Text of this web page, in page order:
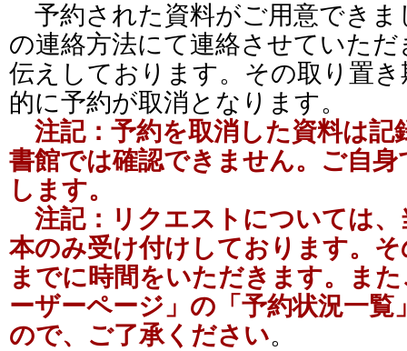
予約された資料がご用意できま
の連絡方法にて連絡させていた
伝えしております。その取り置
的に予約が取消となります。
注記：予約を取消した資料は
書館では確認できません。ご自
します。
注記：リクエストについては
本のみ受け付けしております。
までに時間をいただきます。ま
ーザーページ」の「予約状況一
ので、ご了承ください。